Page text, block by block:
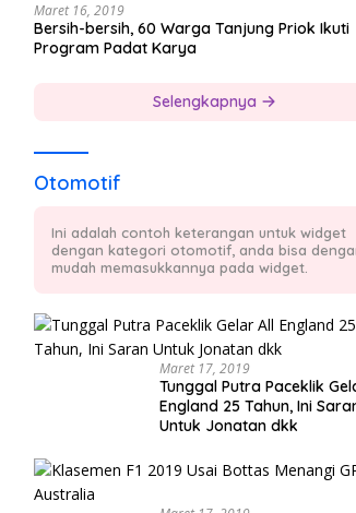
Maret 16, 2019
Bersih-bersih, 60 Warga Tanjung Priok Ikuti
Program Padat Karya
Selengkapnya
Otomotif
Ini adalah contoh keterangan untuk widget
dengan kategori otomotif, anda bisa
mudah memasukkannya pada widget.
Maret 17, 2019
Tunggal Putra Paceklik
England 25 Tahun, Ini
Untuk Jonatan dkk